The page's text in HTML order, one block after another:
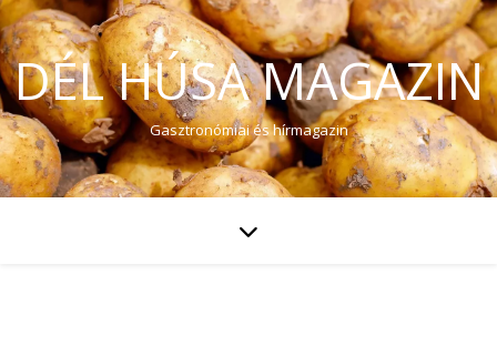
DÉL HÚSA MAGAZIN
Gasztronómiai és hírmagazin